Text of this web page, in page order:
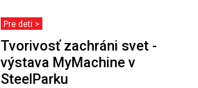
Pre deti >
Tvorivosť zachráni svet -
výstava MyMachine v
SteelParku